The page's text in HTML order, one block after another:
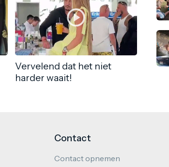
Vervelend dat het niet
harder waait!
Contact
Contact opnemen